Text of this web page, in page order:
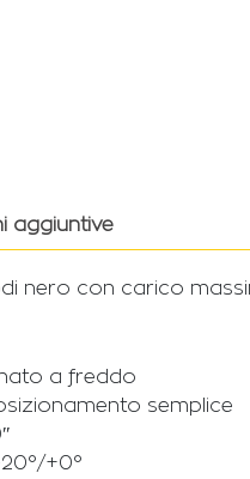
aggiuntive
nero con carico
a freddo
semplice
+0°